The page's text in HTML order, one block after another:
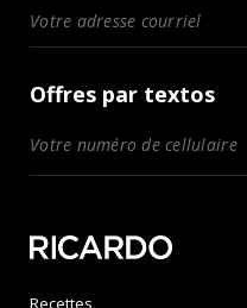
Offres par textos
Recettes